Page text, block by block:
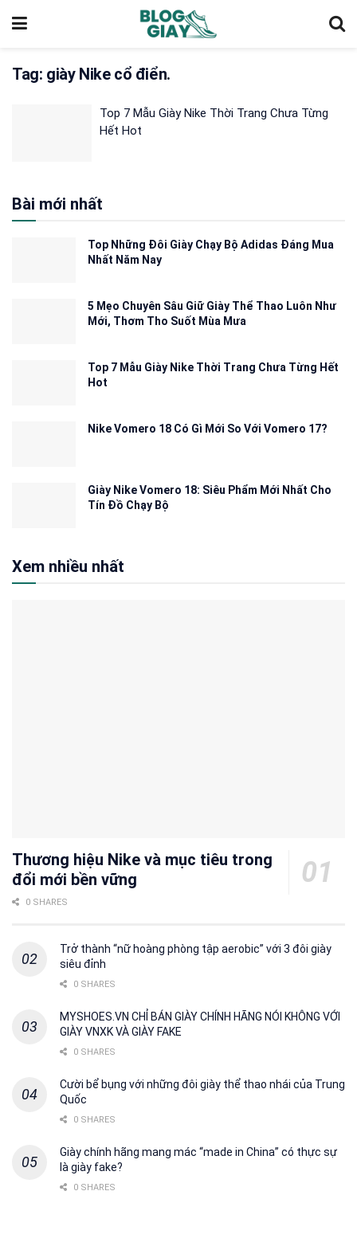
Tag: giày Nike cổ điển.
Top 7 Mẫu Giày Nike Thời Trang Chưa Từng
Hết Hot
Bài mới nhất
Top Những Đôi Giày Chạy Bộ Adidas Đáng Mua
Nhất Năm Nay
5 Mẹo Chuyên Sâu Giữ Giày Thể Thao Luôn Như
Mới, Thơm Tho Suốt Mùa Mưa
Top 7 Mẫu Giày Nike Thời Trang Chưa Từng Hết
Hot
Nike Vomero 18 Có Gì Mới So Với Vomero 17?
Giày Nike Vomero 18: Siêu Phẩm Mới Nhất Cho
Tín Đồ Chạy Bộ
Xem nhiều nhất
Thương hiệu Nike và mục tiêu trong
đổi mới bền vững
0 SHARES
Trở thành “nữ hoàng phòng tập aerobic” với 3 đôi giày
siêu đỉnh
0 SHARES
MYSHOES.VN CHỈ BÁN GIÀY CHÍNH HÃNG NÓI KHÔNG VỚI
GIÀY VNXK VÀ GIÀY FAKE
0 SHARES
Cười bể bụng với những đôi giày thể thao nhái của Trung
Quốc
0 SHARES
Giày chính hãng mang mác “made in China” có thực sự
là giày fake?
0 SHARES